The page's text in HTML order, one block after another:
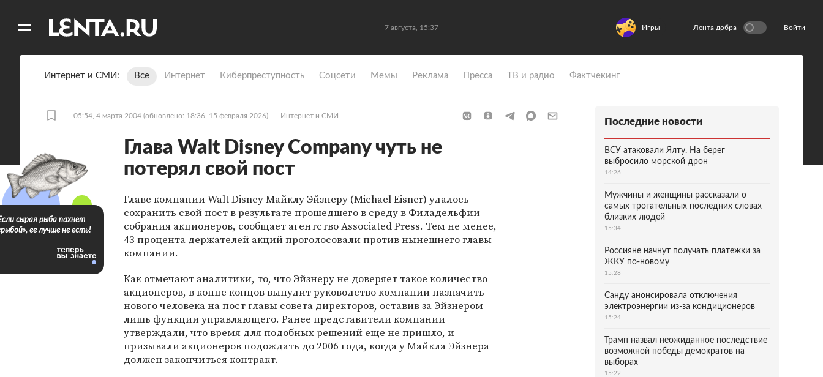
7 августа, 15:37 Игры Лента добра Войти
Интернет и СМИ Все Интернет Киберпреступность Coцсети Мемы Реклама Пресса ТВ и радио Фактчекинг
05:54, 4 марта 2004 (обновлено: 18:36, 15 февраля 2026) Интернет и СМИ
Глава Walt Disney Company чуть не
потерял свой пост
Главе компании Walt Disney Майклу Эйзнеру (Michael Eisner) удалось
сохранить свой пост в результате прошедшего в среду в Филадельфии
собрания акционеров, сообщает агентство Associated Press. Тем не менее,
43 процента держателей акций проголосовали против нынешнего главы
компании.
Как отмечают аналитики, то, что Эйзнеру не доверяет такое количество
акционеров, в конце концов вынудит руководство компании назначить
нового человека на пост главы совета директоров, оставив за Эйзнером
лишь функции управляющего. Ранее представители компании
утверждали, что время для подобных решений еще не пришло, и
призывали акционеров подождать до 2006 года, когда у Майкла Эйзнера
должен закончиться контракт.
сырая рыба пахнет
ее лучше не есть!
Последние новости
ВСУ атаковали Ялту. На берег
выбросило морской дрон
14:26
Мужчины и женщины рассказали о
самых трогательных последних словах
близких людей
15:34
Россияне начнут получать платежки за
ЖКУ по-новому
15:28
Санду анонсировала отключения
электроэнергии из-за кондиционеров
15:24
Трамп назвал неожиданное последствие
возможной победы демократов на
выборах
15:22